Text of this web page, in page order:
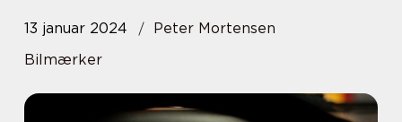
13 januar 2024
Peter Mortensen
Bilmærker